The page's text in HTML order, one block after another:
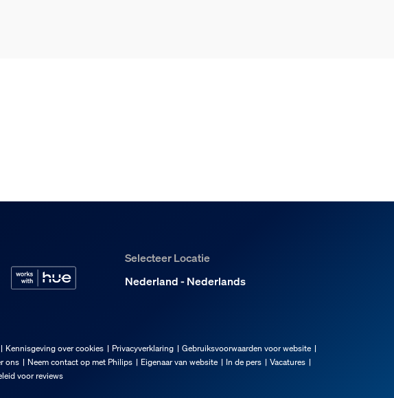
Selecteer Locatie
Nederland - Nederlands
Kennisgeving over cookies Privacyverklaring
Gebruiksvoorwaarden voor website
ons Neem contact op met Philips Eigenaar van website In de pers
Vacatures
voor reviews